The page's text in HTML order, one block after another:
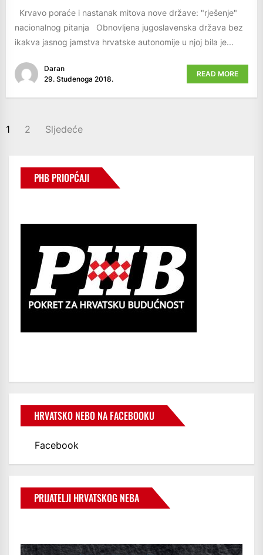
Krvavo poraće i nastanak mitova nove države: "rješenje"
nacionalnog pitanja Obnovljena jugoslavenska država bez
ikakva jasnog jamstva hrvatske autonomije u njoj bila je...
Daran
29. Studenoga 2018.
READ MORE
BROJEVI
OBJAVA
1 2 Sljedeće
PHB PRIOPĆAJI
HRVATSKO NEBO NA FACEBOOKU
Facebook
PRIJATELJI HRVATSKOG NEBA